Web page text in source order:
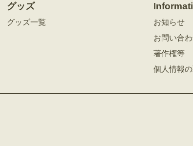
グッズ
グッズ一覧
お知らせ
お問い合
著作権等
個人情報